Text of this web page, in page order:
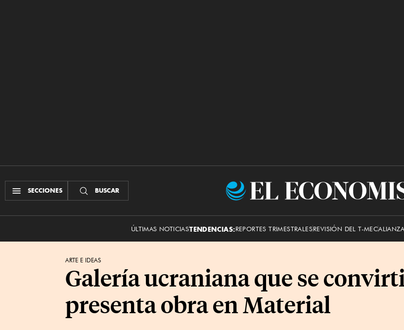
SECCIONES BUSCAR
El
ÚLTIMAS NOTICIASTENDENCIAS:REPORTES TRIMESTRALESREVISIÓN DEL T-MEC
ARTE E IDEAS
Galería ucraniana que se
presenta obra en Material